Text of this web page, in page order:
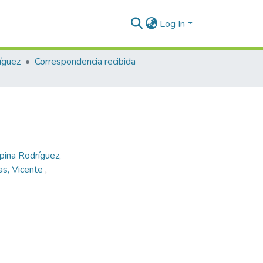
Log In
Correspondencia recibida
Rodríguez,
Vicente ,